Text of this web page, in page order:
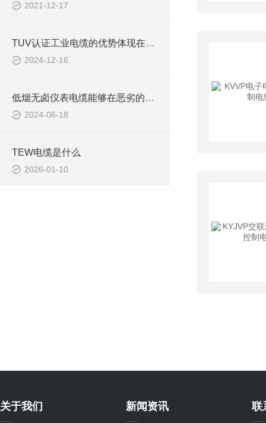
2021-12-17
TUV认证工业电缆的优势体现在哪些方面？
2024-12-16
低烟无卤仪表电缆能够在恶劣的环境条件下长期稳定运行
2024-06-18
TEW电缆是什么
2026-01-10
关于我们 新闻资讯 联